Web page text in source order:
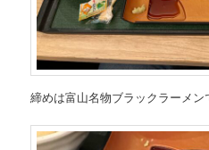
締めは富山名物ブラックラーメン